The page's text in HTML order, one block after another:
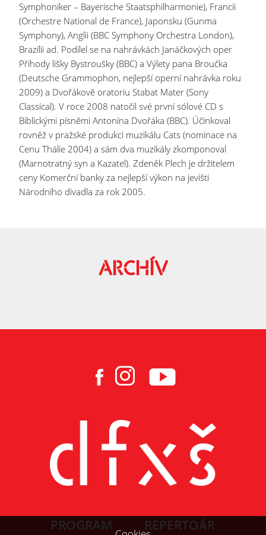
Symphoniker – Bayerische Staatsphilharmonie), Francii
(Orchestre National de France), Japonsku (Gunma
Symphony), Anglii (BBC Symphony Orchestra London),
Brazílii ad. Podílel se na nahrávkách Janáčkových oper
Příhody lišky Bystroušky (BBC) a Výlety pana Broučka
(Deutsche Grammophon, nejlepší operní nahrávka roku
2009) a Dvořákově oratoriu Stabat Mater (Sony
Classical). V roce 2008 natočil své první sólové CD s
Biblickými písněmi Antonína Dvořáka (BBC). Účinkoval
rovněž v pražské produkci muzikálu Cats (nominace na
Cenu Thálie 2004) a sám dva muzikály zkomponoval
(Marnotratný syn a Kazatel). Zdeněk Plech je držitelem
ceny Komerční banky za nejlepší výkon na jevišti
Národního divadla za rok 2005.
ARCHÍV
PROGRAM REPERTOÁR